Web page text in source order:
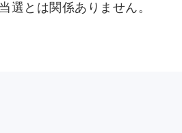
とは関係ありません。